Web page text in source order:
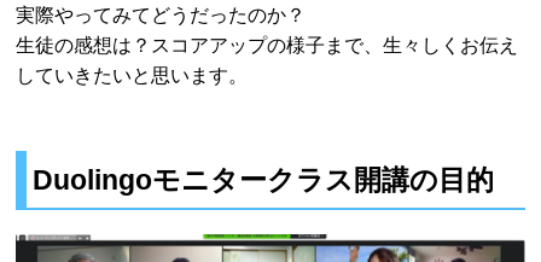
実際やってみてどうだったのか？
生徒の感想は？スコアアップの様子まで、生々しくお伝え
していきたいと思います。
Duolingoモニタークラス開講の目的